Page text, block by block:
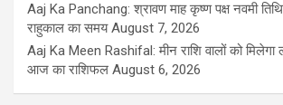
Aaj Ka Panchang: श्रावण माह कृष्ण पक्ष नवमी
राहुकाल का समय August 7, 2026
Aaj Ka Meen Rashifal: मीन राशि वालों को
आज का राशिफल August 6, 2026